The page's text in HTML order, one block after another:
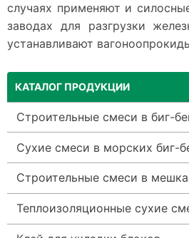
случаях применяют и
заводах для разгрузки
устанавливают
КАТАЛОГ ПРОДУКЦИИ
Строительные смеси в биг-
Сухие смеси в морских биг-
Строительные смеси в
Теплоизоляционные сухие